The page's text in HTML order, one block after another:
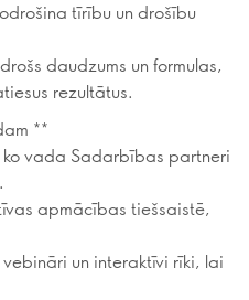
tīrību un drošību
drošs daudzums un formulas,
rezultātus.
**
ko vada Sadarbības partneri
apmācības tiešsaistē,
un interaktīvi rīki, lai